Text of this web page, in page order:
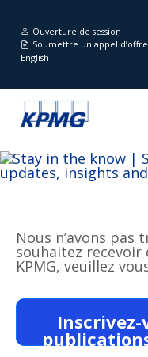
Ouverture de session
Soumettre un appel
English
Nous n’avons pas
souhaitez recevoir
KPMG, veuillez